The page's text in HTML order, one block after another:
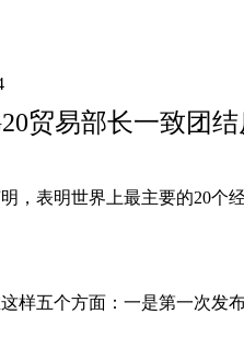
贸易部长一致团
表明世界上最主要的20个
五个方面：一是第一次发